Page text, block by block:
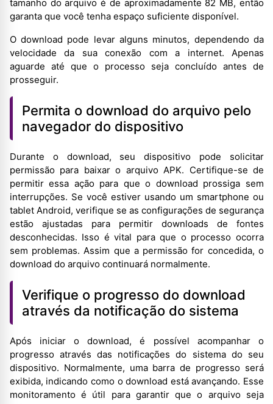
tamanho do arquivo é de aproximadamente 82 MB, então
garanta que você tenha espaço suficiente disponível.
O download pode levar alguns minutos, dependendo da
velocidade da sua conexão com a internet. Apenas
aguarde até que o processo seja concluído antes de
prosseguir.
Permita o download do arquivo pelo
navegador do dispositivo
Durante o download, seu dispositivo pode solicitar
permissão para baixar o arquivo APK. Certifique-se de
permitir essa ação para que o download prossiga sem
interrupções. Se você estiver usando um smartphone ou
tablet Android, verifique se as configurações de segurança
estão ajustadas para permitir downloads de fontes
desconhecidas. Isso é vital para que o processo ocorra
sem problemas. Assim que a permissão for concedida, o
download do arquivo continuará normalmente.
Verifique o progresso do download
através da notificação do sistema
Após iniciar o download, é possível acompanhar o
progresso através das notificações do sistema do seu
dispositivo. Normalmente, uma barra de progresso será
exibida, indicando como o download está avançando. Esse
monitoramento é útil para garantir que o arquivo seja